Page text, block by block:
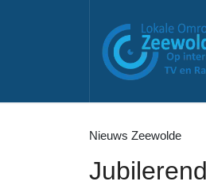
Nieuws Zeewolde